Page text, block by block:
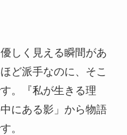
しく見える瞬間があ
ど派手なのに、そこ
。『私が生きる理
にある影」から物語
。